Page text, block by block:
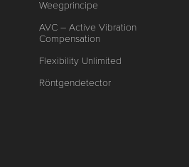
Weegprincipe
AVC – Active Vibration
Compensation
Flexibility Unlimited
Röntgendetector